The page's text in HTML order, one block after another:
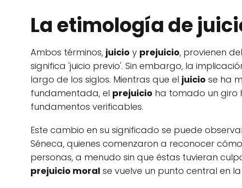
La etimología de
Ambos términos, juicio y prejuicio, provienen
significa 'juicio previo'. Sin embargo, la
largo de los siglos. Mientras que el juicio se ha
fundamentada, el prejuicio ha tomado un giro
fundamentos verificables.
Este cambio en su significado se puede
Séneca, quienes comenzaron a reconocer cómo
personas, a menudo sin que éstas tuvieran
prejuicio moral se vuelve un punto central en